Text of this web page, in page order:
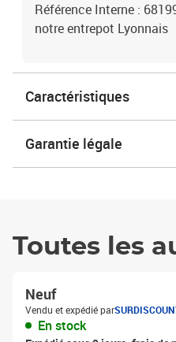
Référence Interne :
notre entrepot Lyonnais
Caractéristiques
Garantie légale
Toutes les
Neuf
Vendu et expédié par
En stock